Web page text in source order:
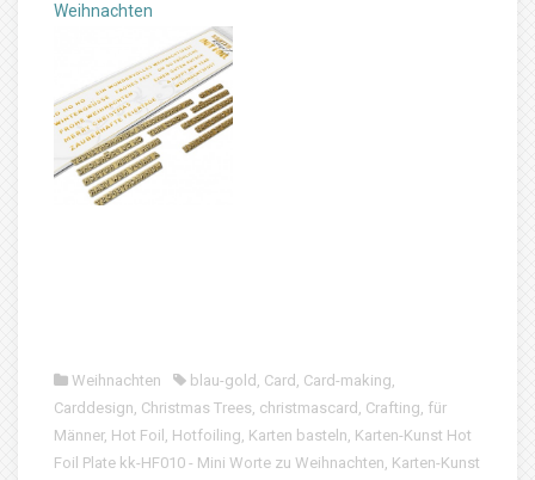
Weihnachten
Weihnachten blau-gold , Card , Card-making,
Carddesign, Christmas Trees, christmascard , Crafting, für
Männer, Hot Foil , Hotfoiling, Karten basteln, Karten-Kunst Hot
Foil Plate kk-HF010 - Mini Worte zu Weihnachten, Karten-Kunst